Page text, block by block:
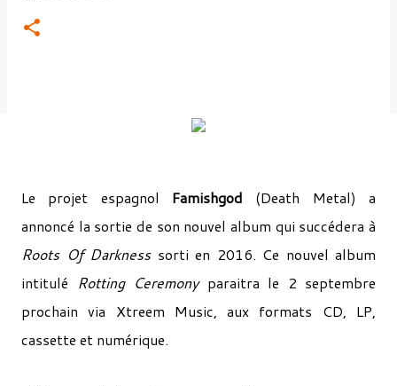
Le projet espagnol Famishgod (Death Metal) a
annoncé la sortie de son nouvel album qui succédera à
Roots Of Darknesssorti en 2016. Ce nouvel album
intitulé Rotting Ceremonyparaitra le 2 septembre
prochain via Xtreem Music, aux formats CD, LP,
cassette et numérique.